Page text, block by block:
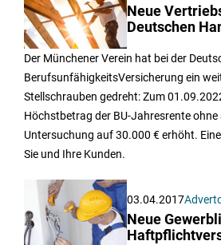
Neue
Deutschen
Der Münchener Verein hat bei der
BerufsunfähigkeitsVersicherung ein
Stellschrauben gedreht: Zum
Höchstbetrag der BU-Jahresrente
Untersuchung auf 30.000 € erhöht.
Sie und Ihre Kunden.
03.04.2017
Neue